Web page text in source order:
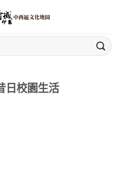
日校園生活